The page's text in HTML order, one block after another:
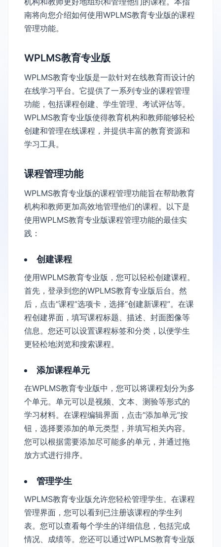
南将向您介绍如何使用WPLMS教育专业版的课程
管理功能。
WPLMS教育专业版
WPLMS教育专业版是一款针对在线教育而设计的
在线学习平台。它提供了一系列专业的课程管理
功能，包括课程创建、学生管理、考试评估等。
WPLMS教育专业版使得教育机构和教师能够轻松
创建和管理在线课程，并提供丰富的教育资源和
学习工具。
课程管理功能
WPLMS教育专业版的课程管理功能旨在帮助教育
机构和教师更加高效地管理他们的课程。以下是
使用WPLMS教育专业版课程管理功能的最佳实
践：
创建课程
使用WPLMS教育专业版，您可以轻松创建课程。
首先，登录到您的WPLMS教育专业版后台。然
后，点击“课程”选项卡，选择“创建新课程”。在课
程创建界面，填写课程标题、描述、封面图像等
信息。您还可以设置课程标签和分类，以便学生
更轻松地浏览和搜索课程。
添加课程单元
在WPLMS教育专业版中，您可以将课程划分为多
个单元。单元可以是视频、文本、测验等形式的
学习材料。在课程编辑界面，点击“添加单元”按
钮，选择要添加的单元类型，并填写相关内容。
您可以根据需要添加尽可能多的单元，并通过拖
放方式进行排序。
管理学生
WPLMS教育专业版允许您轻松管理学生。在课程
管理界面，您可以看到已注册该课程的学生列
表。您可以查看每个学生的详细信息，包括完成
情况、成绩等。您还可以通过WPLMS教育专业版